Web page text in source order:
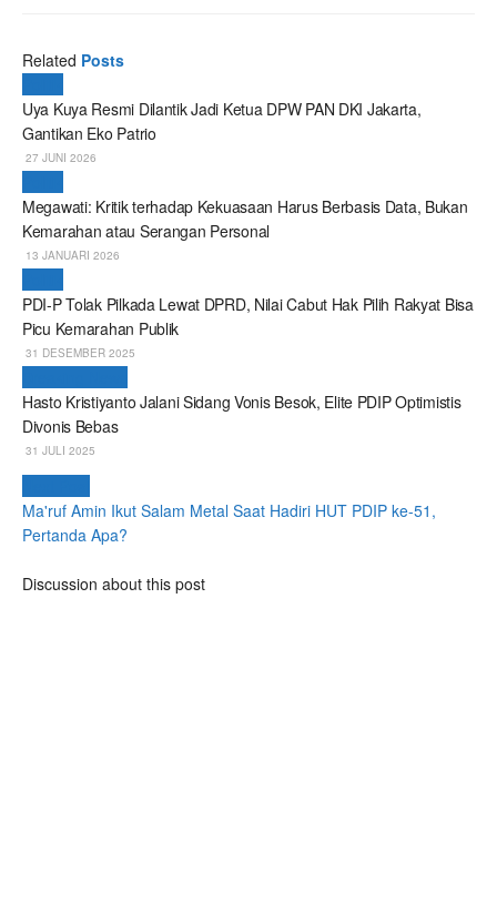
Related Posts
Uya Kuya Resmi Dilantik Jadi Ketua DPW PAN DKI Jakarta,
Gantikan Eko Patrio
27 JUNI 2026
Megawati: Kritik terhadap Kekuasaan Harus Berbasis Data, Bukan
Kemarahan atau Serangan Personal
13 JANUARI 2026
PDI-P Tolak Pilkada Lewat DPRD, Nilai Cabut Hak Pilih Rakyat Bisa
Picu Kemarahan Publik
31 DESEMBER 2025
Hasto Kristiyanto Jalani Sidang Vonis Besok, Elite PDIP Optimistis
Divonis Bebas
31 JULI 2025
Ma'ruf Amin Ikut Salam Metal Saat Hadiri HUT PDIP ke-51,
Pertanda Apa?
Discussion about this post